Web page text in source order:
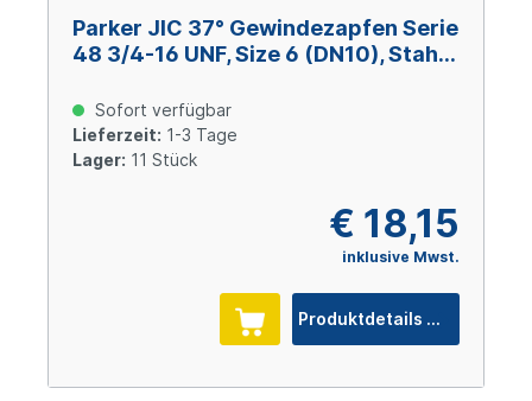
Parker JIC 37° Gewindezapfen Serie
48 3/4-16 UNF, Size 6 (DN10), Stahl
Sofort verfügbar
Lieferzeit: 1-3 Tage
Lager: 11 Stück
€ 18,15
inklusive Mwst.
Produktdetails